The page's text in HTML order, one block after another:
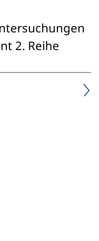
2. Reihe